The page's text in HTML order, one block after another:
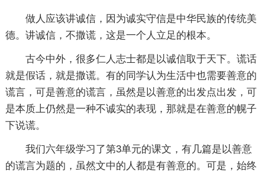
做人应该讲诚信，因为诚实守信是中华民族的传统美
德。讲诚信，不撒谎，这是一个人立足的根本。
古今中外，很多仁人志士都是以诚信取于天下。谎话
就是假话，就是撒谎。有的同学认为生活中也需要善意的
谎言，可是善意的谎言，虽然是以善意的出发点出发，可
是本质上仍然是一种不诚实的表现，那就是在善意的幌子
下说谎。
我们六年级学习了第3单元的课文，有几篇是以善意
的谎言为题的，虽然文中的人都是有善意的。可是，始终